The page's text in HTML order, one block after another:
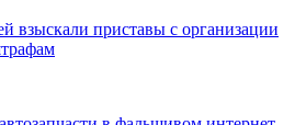
взыскали приставы с организации